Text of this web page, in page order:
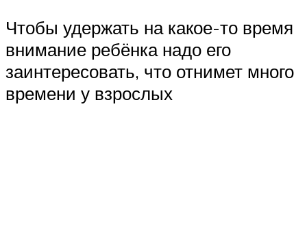
Чтобы удержать на какое-то время
внимание ребёнка надо его
заинтересовать, что отнимет много
времени у взрослых